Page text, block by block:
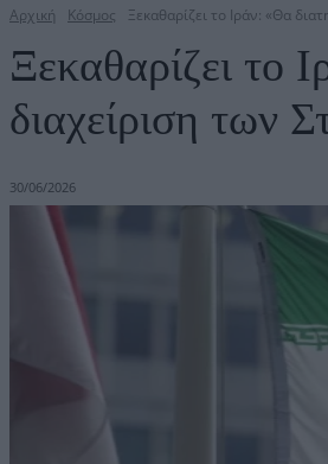
Αρχική Κόσμος Ξεκαθαρίζει το Ιράν: «Θα
Ξεκαθαρίζει το
διαχείριση των
30/06/2026